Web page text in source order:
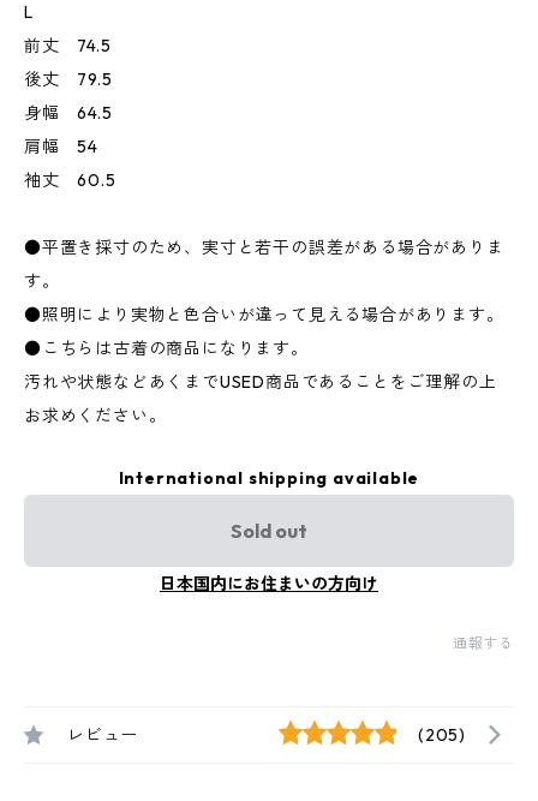
L
前丈 74.5
後丈 79.5
身幅 64.5
肩幅 54
袖丈 60.5
●平置き採寸のため、実寸と若干の誤差がある場合がありま
す。
●照明により実物と色合いが違って見える場合があります。
●こちらは古着の商品になります。
汚れや状態などあくまでUSED商品であることをご理解の上
お求めください。
International shipping available
Sold out
日本国内にお住まいの方向け
通報する
レビュー (205)